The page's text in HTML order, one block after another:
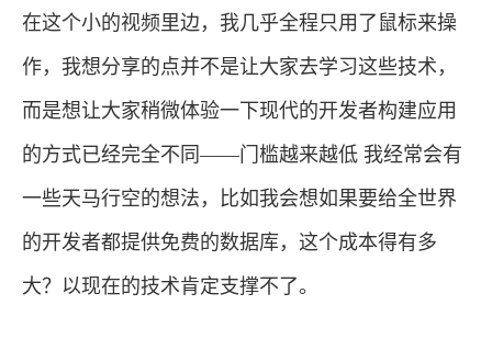
在这个小的视频里边，我几乎全程只用了鼠标来操
作，我想分享的点并不是让大家去学习这些技术，
而是想让大家稍微体验一下现代的开发者构建应用
的方式已经完全不同——门槛越来越低 我经常会有
一些天马行空的想法，比如我会想如果要给全世界
的开发者都提供免费的数据库，这个成本得有多
大？以现在的技术肯定支撑不了。